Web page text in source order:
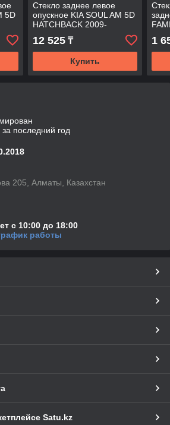
5D
Стекло заднее левое
опускное KIA SOUL AM 5D
HATCHBACK 2009-
12 525₸
Купить
1
последний год
205, Алматы, Казахстан
с 10:00 до 18:00
работы
Satu.kz